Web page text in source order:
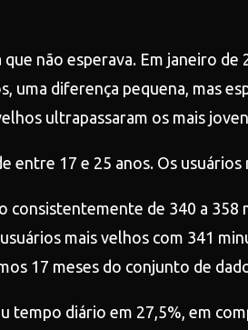
não esperava. Em janeiro
uma diferença pequena, mas
ultrapassaram os mais
entre 17 e 25 anos. Os
de 340 a
mais velhos com 341
17 meses do conjunto de
diário em 27,5%, em